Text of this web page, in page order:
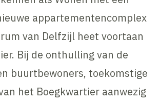
appartementencomplex
van Delfzijl heet voortaan
Bij de onthulling van de
buurtbewoners, toekomstige
het Boegkwartier aanwezig